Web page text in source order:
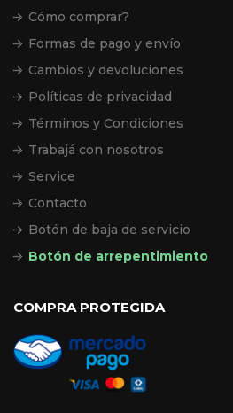
Cómo comprar?
Formas de pago y envío
Cambios y devoluciones
Políticas de privacidad
Términos y Condiciones
Trabajá con nosotros
Service
Contacto
Botón de baja de servicio
Botón de arrepentimiento
COMPRA PROTEGIDA